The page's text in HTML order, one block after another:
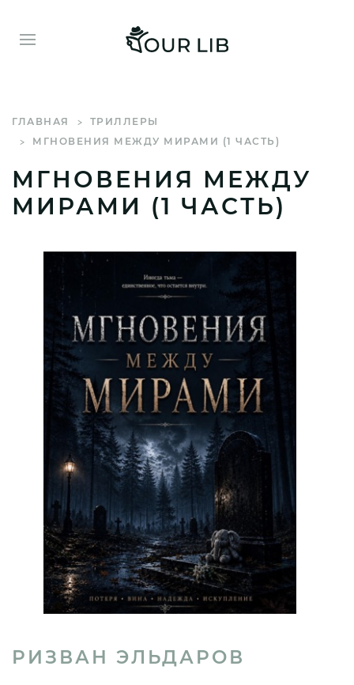
ГЛАВНАЯ
ТРИЛЛЕРЫ
МГНОВЕНИЯ МЕЖДУ МИРАМИ (1 ЧАСТЬ)
МГНОВЕНИЯ МЕЖДУ
МИРАМИ (1 ЧАСТЬ)
РИЗВАН ЭЛЬДАРОВ